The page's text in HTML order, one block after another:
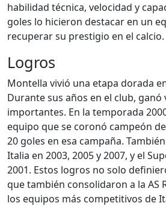
habilidad técnica, velocidad y
goles lo hicieron destacar en un
recuperar su prestigio en el calcio.
Logros
Montella vivió una etapa dorada
Durante sus años en el club,
importantes. En la temporada
equipo que se coronó campeón
20 goles en esa campaña.
Italia en 2003, 2005 y 2007, y el
2001. Estos logros no solo
que también consolidaron a la AS
los equipos más competitivos de